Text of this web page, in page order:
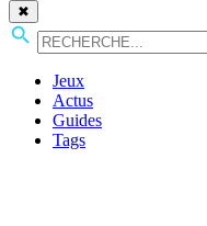
✖
Jeux
Actus
Guides
Tags